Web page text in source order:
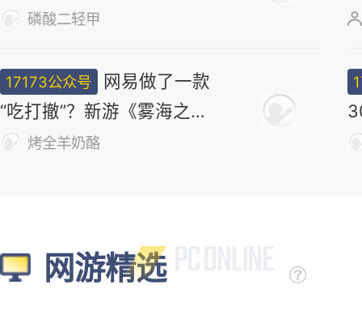
出了最浓的武侠味儿
磷酸二轻甲
17173公众号
网易做了一款
“吃打撤”？新游《雾海之
下》首曝！
烤全羊奶酪
网游精选